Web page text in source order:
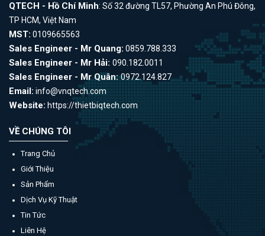
QTECH - Hồ Chí Minh: Số 32 đường TL57, Phường An Phú Đông,
TP HCM, Việt Nam
MST: 0109665563
Sales Engineer - Mr Quang: 0859.788.333
Sales Engineer - Mr Hải: 090.182.0011
Sales Engineer - Mr Quân:0972.124.827
Email: info@vnqtech.com
Website: https://thietbiqtech.com
VỀ CHÚNG TÔI
Trang Chủ
Giới Thiệu
Sản Phẩm
Dịch Vụ Kỹ Thuật
Tin Tức
Liên Hệ